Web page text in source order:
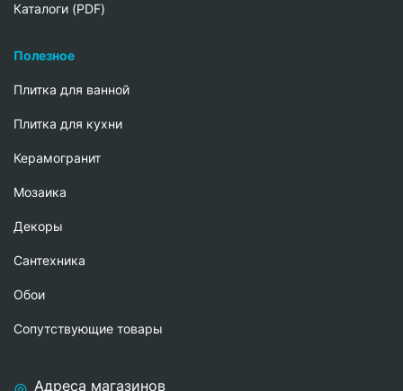
Каталоги (PDF)
Полезное
Плитка для ванной
Плитка для кухни
Керамогранит
Мозаика
Декоры
Сантехника
Обои
Сопутствующие товары
Адреса магазинов